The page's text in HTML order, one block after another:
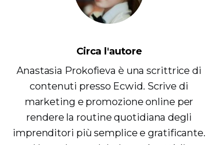
Circa l'autore
Anastasia Prokofieva è una scrittrice di
contenuti presso Ecwid. Scrive di
marketing e promozione online per
rendere la routine quotidiana degli
imprenditori più semplice e gratificante.